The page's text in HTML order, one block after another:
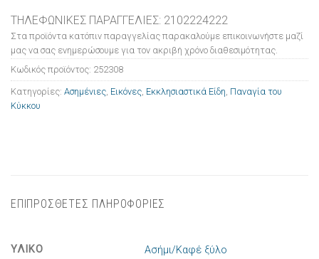
ΤΗΛΕΦΩΝΙΚΕΣ ΠΑΡΑΓΓΕΛΙΕΣ: 2102224222
Στα προϊόντα κατόπιν παραγγελίας παρακαλούμε επικοινωνήστε μαζί
μας να σας ενημερώσουμε για τον ακριβή χρόνο διαθεσιμότητας.
Κωδικός προϊόντος: 252308
Κατηγορίες: Ασημένιες Εικόνες Εκκλησιαστικά Είδη Παναγία του
Κύκκου
ΕΠΙΠΡΟΣΘΕΤΕΣ ΠΛΗΡΟΦΟΡΙΕΣ
ΥΛΙΚΟ Ασήμι/Καφέ ξύλο